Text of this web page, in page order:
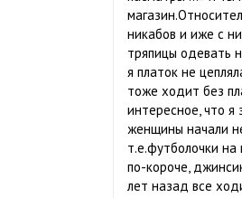
никабов и иже с
тряпицы одевать
я платок не
тоже ходит без
интересное, что я
женщины начали
т.е.футболочки
по-короче,
лет назад все